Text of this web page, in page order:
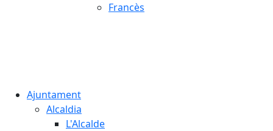
Francès
Ajuntament
Alcaldia
L'Alcalde